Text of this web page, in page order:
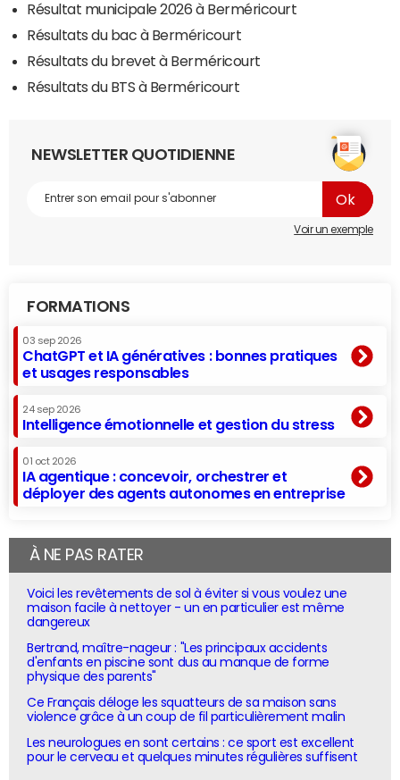
Résultat municipale 2026 à Berméricourt
Résultats du bac à Berméricourt
Résultats du brevet à Berméricourt
Résultats du BTS à Berméricourt
NEWSLETTER QUOTIDIENNE
Voir un exemple
FORMATIONS
03 sep 2026
ChatGPT et IA génératives : bonnes pratiques
et usages responsables
24 sep 2026
Intelligence émotionnelle et gestion du stress
01 oct 2026
IA agentique : concevoir, orchestrer et
déployer des agents autonomes en entreprise
À NE PAS RATER
Voici les revêtements de sol à éviter si vous voulez une
maison facile à nettoyer - un en particulier est même
dangereux
Bertrand, maître-nageur : "Les principaux accidents
d'enfants en piscine sont dus au manque de forme
physique des parents"
Ce Français déloge les squatteurs de sa maison sans
violence grâce à un coup de fil particulièrement malin
Les neurologues en sont certains : ce sport est excellent
pour le cerveau et quelques minutes régulières suffisent